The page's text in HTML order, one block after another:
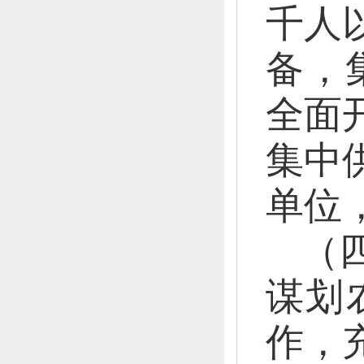
千人
备，
全面
集中
单位
（
谋划
作，